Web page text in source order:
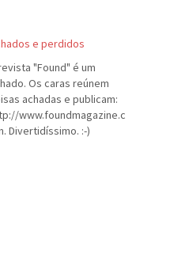
e perdidos
"Found" é um
Os caras reúnem
achadas e publicam:
www.foundmagazine.c
Divertidíssimo. :-)